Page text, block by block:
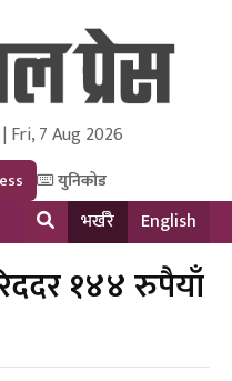
Pvt Ltd.
Fri, 7 Aug 2026
युनिकोड
भर्खरै English
१४४ रुपैयाँ